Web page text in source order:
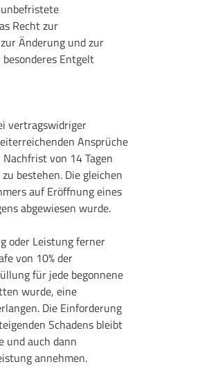
Recht zur
Änderung und zur
Entgelt
vertragswidriger
Ansprüche
von 14 Tagen
bestehen. Die gleichen
auf Eröffnung eines
abgewiesen wurde.
oder Leistung ferner
von 10% der
für jede begonnene
wurde, eine
Die Einforderung
Schadens bleibt
und auch dann
annehmen.